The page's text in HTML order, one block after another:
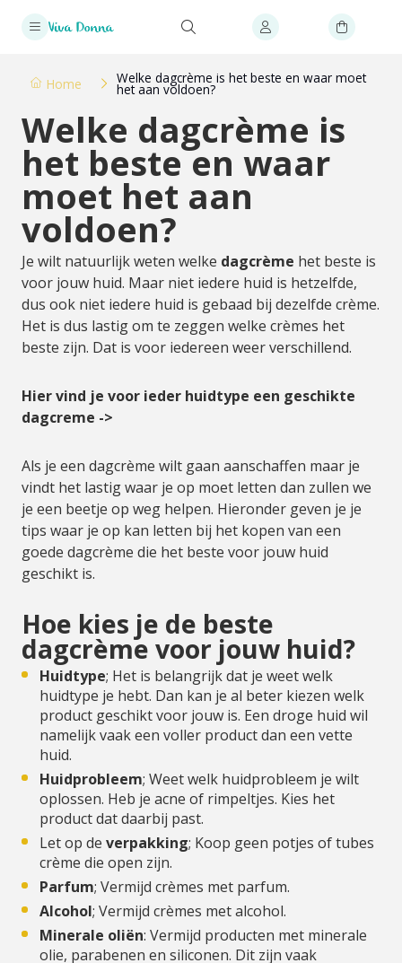
Home Welke dagcrème is het beste en waar moet
het aan voldoen?
Welke dagcrème is
het beste en waar
moet het aan
voldoen?
Je wilt natuurlijk weten welke dagcrème het beste is
voor jouw huid. Maar niet iedere huid is hetzelfde,
dus ook niet iedere huid is gebaad bij dezelfde crème.
Het is dus lastig om te zeggen welke crèmes het
beste zijn. Dat is voor iedereen weer verschillend.
Hier vind je voor ieder huidtype een geschikte
dagcreme ->
Als je een dagcrème wilt gaan aanschaffen maar je
vindt het lastig waar je op moet letten dan zullen we
je een beetje op weg helpen. Hieronder geven je je
tips waar je op kan letten bij het kopen van een
goede dagcrème die het beste voor jouw huid
geschikt is.
Hoe kies je de beste
dagcrème voor jouw huid?
Huidtype; Het is belangrijk dat je weet welk
huidtype je hebt. Dan kan je al beter kiezen welk
product geschikt voor jouw is. Een droge huid wil
namelijk vaak een voller product dan een vette
huid.
Huidprobleem; Weet welk huidprobleem je wilt
oplossen. Heb je acne of rimpeltjes. Kies het
product dat daarbij past.
Let op de verpakking; Koop geen potjes of tubes
crème die open zijn.
Parfum; Vermijd crèmes met parfum.
Alcohol; Vermijd crèmes met alcohol.
Minerale oliën: Vermijd producten met minerale
olie, parabenen en siliconen. Dit zijn vaak